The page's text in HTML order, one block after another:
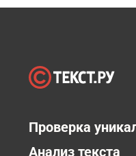
Проверка
Анализ текста